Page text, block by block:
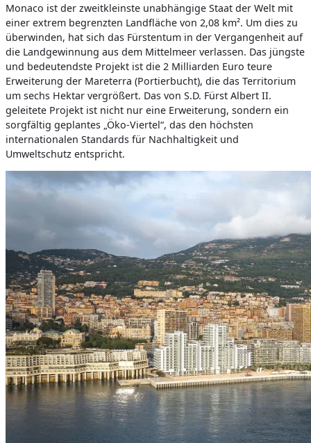
Monaco ist der zweitkleinste unabhängige Staat der Welt mit
einer extrem begrenzten Landfläche von 2,08 km². Um dies zu
überwinden, hat sich das Fürstentum in der Vergangenheit auf
die Landgewinnung aus dem Mittelmeer verlassen. Das jüngste
und bedeutendste Projekt ist die 2 Milliarden Euro teure
Erweiterung der Mareterra (Portierbucht), die das Territorium
um sechs Hektar vergrößert. Das von S.D. Fürst Albert II.
geleitete Projekt ist nicht nur eine Erweiterung, sondern ein
sorgfältig geplantes „Öko-Viertel“, das den höchsten
internationalen Standards für Nachhaltigkeit und
Umweltschutz entspricht.